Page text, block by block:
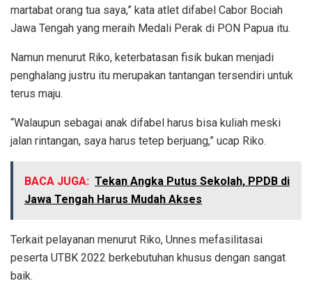
martabat orang tua saya,” kata atlet difabel Cabor Bociah
Jawa Tengah yang meraih Medali Perak di PON Papua itu.
Namun menurut Riko, keterbatasan fisik bukan menjadi
penghalang justru itu merupakan tantangan tersendiri untuk
terus maju.
“Walaupun sebagai anak difabel harus bisa kuliah meski
jalan rintangan, saya harus tetep berjuang,” ucap Riko.
BACA JUGA: Tekan Angka Putus Sekolah, PPDB di
Jawa Tengah Harus Mudah Akses
Terkait pelayanan menurut Riko, Unnes mefasilitasai
peserta UTBK 2022 berkebutuhan khusus dengan sangat
baik.